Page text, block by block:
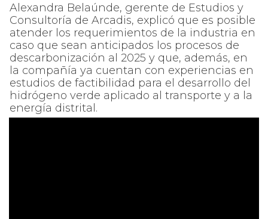
Alexandra Belaúnde, gerente de Estudios y
Consultoría de Arcadis, explicó que es posible
atender los requerimientos de la industria en
caso que sean anticipados los procesos de
descarbonización al 2025 y que, además, en
la compañía ya cuentan con experiencias en
estudios de factibilidad para el desarrollo del
hidrógeno verde aplicado al transporte y a la
energía distrital.